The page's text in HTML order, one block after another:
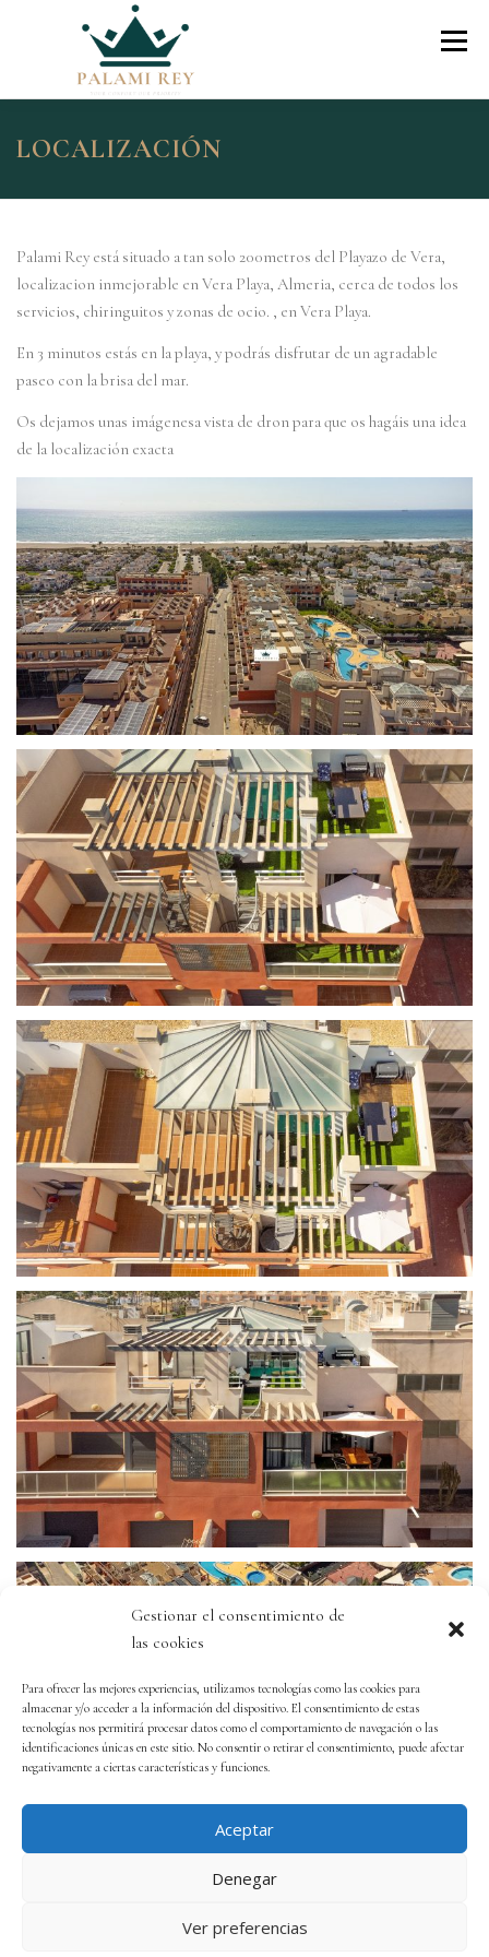
Gestionar el consentimiento de
las cookies
Para ofrecer las mejores experiencias, utilizamos tecnologías como las cookies para
almacenar y/o acceder a la información del dispositivo. El consentimiento de estas
tecnologías nos permitirá procesar datos como el comportamiento de navegación o las
identificaciones únicas en este sitio. No consentir o retirar el consentimiento, puede afectar
negativamente a ciertas características y funciones.
Aceptar
Denegar
Ver preferencias
Menu
El Ático Precios Y Reserva Online
LOCALIZACIÓN
Palami Rey está situado a tan solo 200metros del Playazo de Vera,
localizacion inmejorable en Vera Playa, Almeria, cerca de todos los
servicios, chiringuitos y zonas de ocio. , en Vera Playa.
En 3 minutos estás en la playa, y podrás disfrutar de un agradable
paseo con la brisa del mar.
Os dejamos unas imágenesa vista de dron para que os hagáis una idea
de la localización exacta
Copyright © 2024 Palami Rey- Ático en Vera Playa (Almería)